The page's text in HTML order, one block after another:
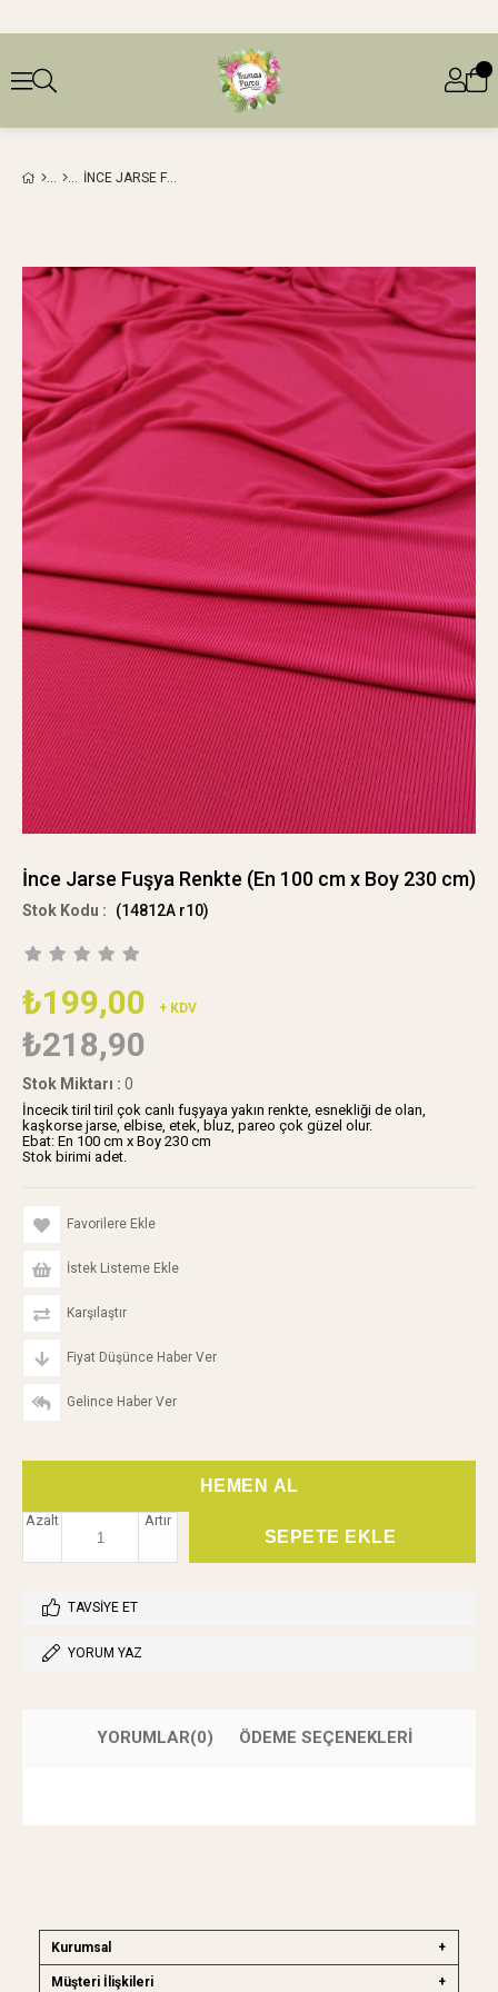
İNCE JARSE FUŞYA RENKTE (EN 100 CM X BOY 230 CM)
İnce Jarse Fuşya Renkte (En 100 cm x Boy 230 cm)
(14812A r10)
₺199,00 + KDV
₺218,90
Stok Miktarı : 0
İncecik tiril tiril çok canlı fuşyaya yakın renkte, esnekliği de olan,
kaşkorse jarse, elbise, etek, bluz, pareo çok güzel olur.
Ebat: En 100 cm x Boy 230 cm
Stok birimi adet.
Favorilere Ekle
İstek Listeme Ekle
Karşılaştır
Fiyat Düşünce Haber Ver
Gelince Haber Ver
Artır
Azalt
TAVSIYE ET
YORUM YAZ
YORUMLAR(0) ÖDEME SEÇENEKLERI
Kurumsal
Müşteri İlişkileri